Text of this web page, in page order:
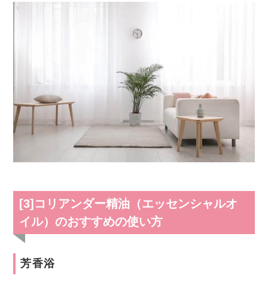
[3]コリアンダー精油（エッセンシャルオ
イル）のおすすめの使い方
芳香浴